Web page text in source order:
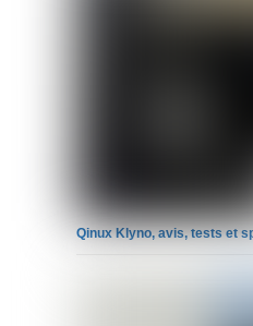
Qinux Klyno, avis, tests et